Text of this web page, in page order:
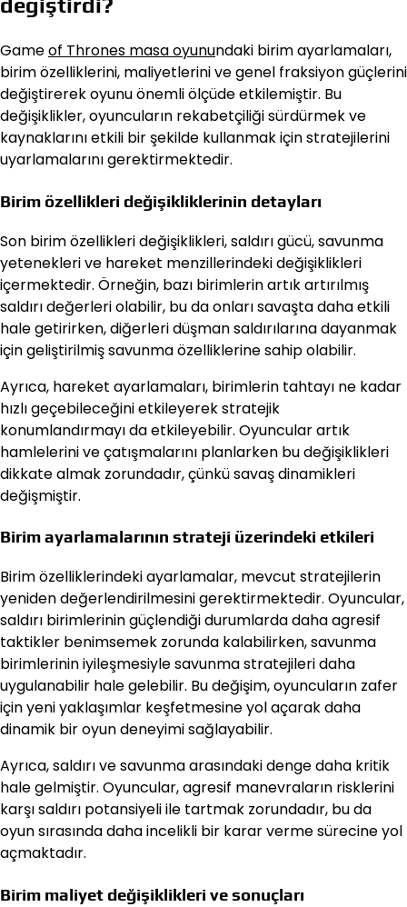
değiştirdi?
Gameof Thrones masa oyunundaki birim ayarlamaları,
birim özelliklerini, maliyetlerini ve genel fraksiyon güçlerini
değiştirerek oyunu önemli ölçüde etkilemiştir. Bu
değişiklikler, oyuncuların rekabetçiliği sürdürmek ve
kaynaklarını etkili bir şekilde kullanmak için stratejilerini
uyarlamalarını gerektirmektedir.
Birim özellikleri değişikliklerinin detayları
Son birim özellikleri değişiklikleri, saldırı gücü, savunma
yetenekleri ve hareket menzillerindeki değişiklikleri
içermektedir. Örneğin, bazı birimlerin artık artırılmış
saldırı değerleri olabilir, bu da onları savaşta daha etkili
hale getirirken, diğerleri düşman saldırılarına dayanmak
için geliştirilmiş savunma özelliklerine sahip olabilir.
Ayrıca, hareket ayarlamaları, birimlerin tahtayı ne kadar
hızlı geçebileceğini etkileyerek stratejik
konumlandırmayı da etkileyebilir. Oyuncular artık
hamlelerini ve çatışmalarını planlarken bu değişiklikleri
dikkate almak zorundadır, çünkü savaş dinamikleri
değişmiştir.
Birim ayarlamalarının strateji üzerindeki etkileri
Birim özelliklerindeki ayarlamalar, mevcut stratejilerin
yeniden değerlendirilmesini gerektirmektedir. Oyuncular,
saldırı birimlerinin güçlendiği durumlarda daha agresif
taktikler benimsemek zorunda kalabilirken, savunma
birimlerinin iyileşmesiyle savunma stratejileri daha
uygulanabilir hale gelebilir. Bu değişim, oyuncuların zafer
için yeni yaklaşımlar keşfetmesine yol açarak daha
dinamik bir oyun deneyimi sağlayabilir.
Ayrıca, saldırı ve savunma arasındaki denge daha kritik
hale gelmiştir. Oyuncular, agresif manevraların risklerini
karşı saldırı potansiyeli ile tartmak zorundadır, bu da
oyun sırasında daha incelikli bir karar verme sürecine yol
açmaktadır.
Birim maliyet değişiklikleri ve sonuçları